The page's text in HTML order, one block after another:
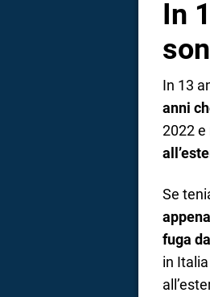
In
In 13
anni
2022 e
Se
fuga
in